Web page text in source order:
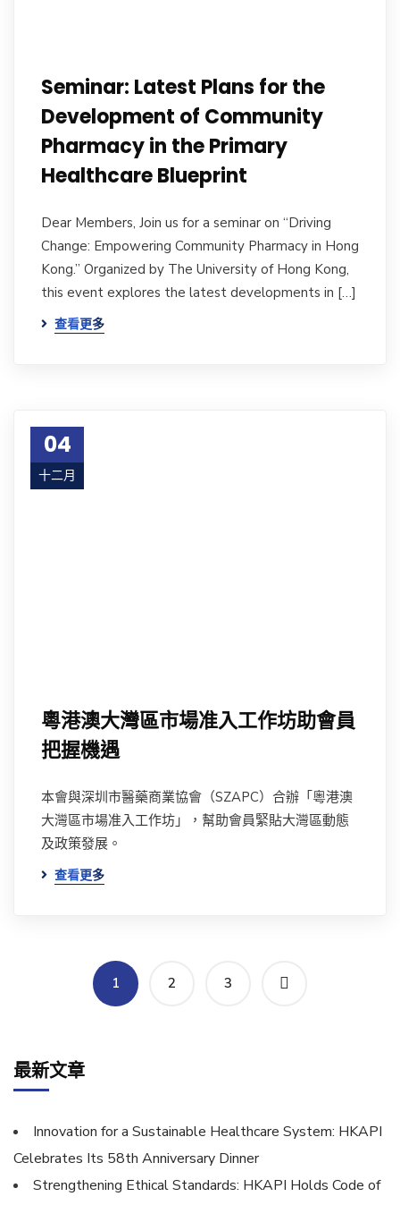
Seminar: Latest Plans for the
Development of Community
Pharmacy in the Primary
Healthcare Blueprint
Dear Members, Join us for a seminar on “Driving
Change: Empowering Community Pharmacy in Hong
Kong.” Organized by The University of Hong Kong,
this event explores the latest developments in […]
查看更多
04
十二月
粵港澳大灣區市場准入工作坊助會員
把握機遇
本會與深圳市醫藥商業協會（SZAPC）合辦「粵港澳
大灣區市場准入工作坊」，幫助會員緊貼大灣區動態
及政策發展。
查看更多
1 2 3
最新文章
Innovation for a Sustainable Healthcare System: HKAPI
Celebrates Its 58th Anniversary Dinner
Strengthening Ethical Standards: HKAPI Holds Code of